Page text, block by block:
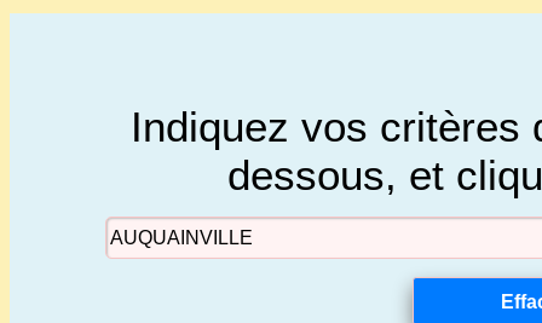
Indiquez vos critères
dessous, et